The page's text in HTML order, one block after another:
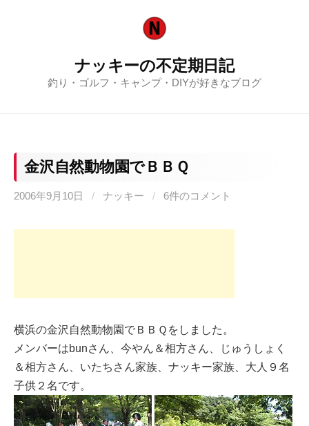
ナッキーの不定期日記
釣り・ゴルフ・キャンプ・DIYが好きなブログ
金沢自然動物園でＢＢＱ
2006年9月10日 / ナッキー / 6件のコメント
横浜の金沢自然動物園でＢＢＱをしました。
メンバーはbunさん、今やん＆相方さん、じゅうしょく
＆相方さん、いたちさん家族、ナッキー家族、大人９名
子供２名です。